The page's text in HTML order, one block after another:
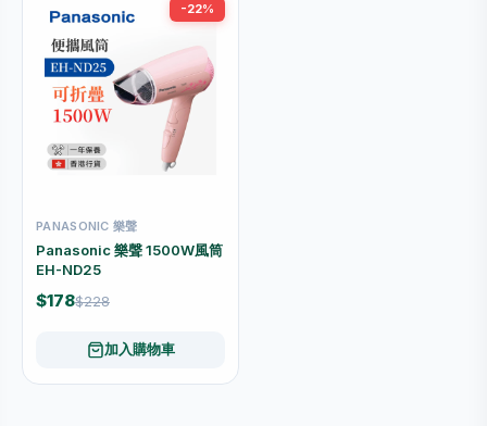
-22%
PANASONIC 樂聲
Panasonic 樂聲 1500W風筒
EH-ND25
$178$228
加入購物車